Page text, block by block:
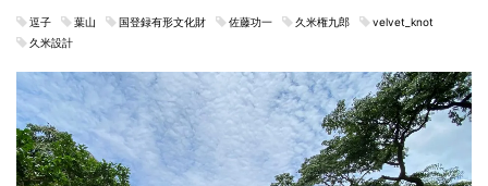
逗子 葉山 国登録有形文化財 佐藤功一 久米権九郎
velvet_knot
久米設計